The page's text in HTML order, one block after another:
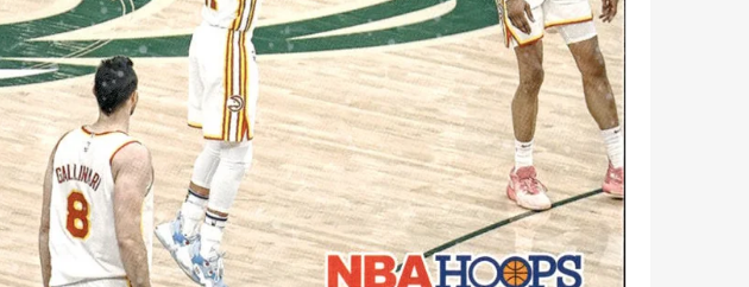
POKÉMON TCG: ME05 - PITCH BLACK
BOOSTER BUNDLE
990 Kč